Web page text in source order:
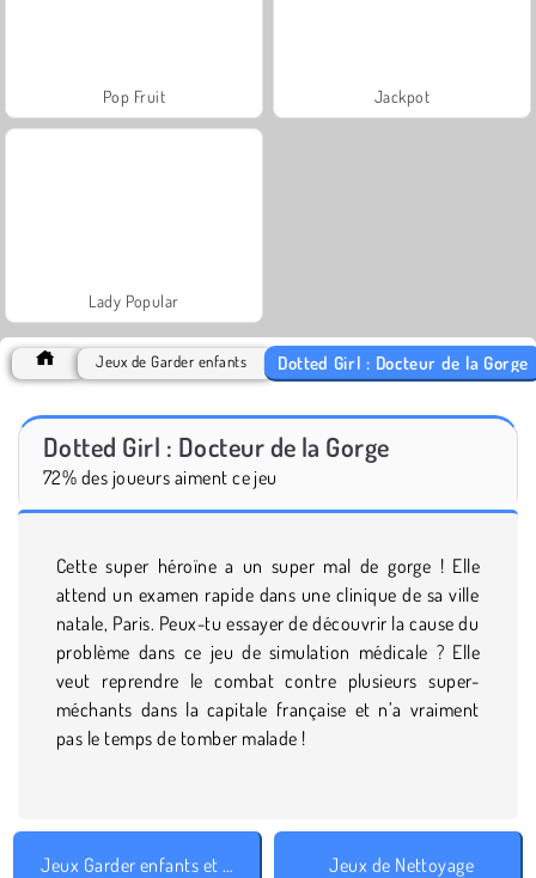
Pop Fruit Jackpot
Lady Popular
Jeux de Garder enfants Dotted Girl : Docteur de la Gorge
Dotted Girl : Docteur de la Gorge
72% des joueurs aiment ce jeu
Cette super héroïne a un super mal de gorge ! Elle
attend un examen rapide dans une clinique de sa ville
natale, Paris. Peux-tu essayer de découvrir la cause du
problème dans ce jeu de simulation médicale ? Elle
veut reprendre le combat contre plusieurs super-
méchants dans la capitale française et n’a vraiment
pas le temps de tomber malade !
Jeux Garder enfants et animaux Jeux de Nettoyage